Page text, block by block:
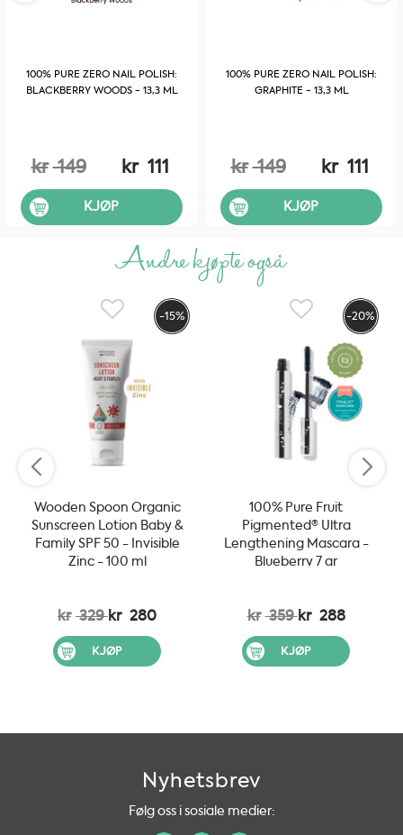
Nonylfenoletoxylat
Fruktpigmenterte
Naturlige
Veganske
Ikke testet på dyr
100% PURE ZERO NAIL POLISH:
BLACKBERRY WOODS - 13,3 ML
kr149 kr 111
KJØP
100% PURE ZERO NAIL POLISH:
GRAPHITE - 13,3 ML
kr149 kr 111
KJØP
Andre kjøpte også
-15%
Wooden Spoon Organic
Sunscreen Lotion Baby &
Family SPF 50 - Invisible
Zinc - 100 ml
kr 329 kr 280
KJØP
-20%
100% Pure Fruit
Pigmented® Ultra
Lengthening Mascara -
Blueberry 7 gr
kr 359kr 288
KJØP
Nyhetsbrev
Følg oss i sosiale medier: